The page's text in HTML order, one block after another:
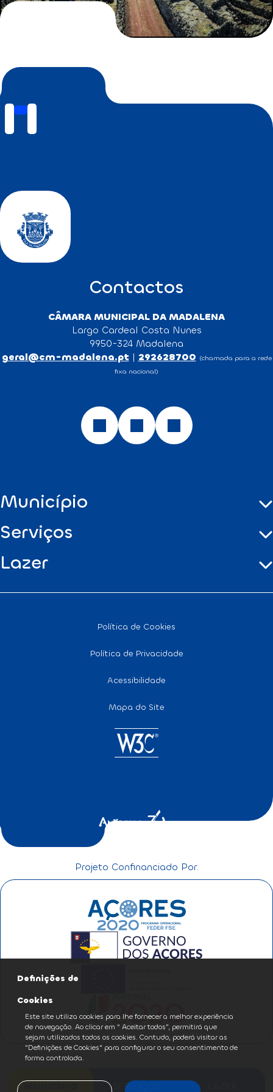
SERVIÇOS
Definições de
Cookies
Este site utiliza cookies para lhe fornecer a melhor experiência
de navegação. Ao clicar em “ Aceitar todos”, permitirá que
sejam utilizados todos os cookies. Contudo, poderá visitar as
"Definições de Cookies" para configurar o seu consentimento de
forma controlada.
Contactos
CÂMARA MUNICIPAL DA MADALENA
Largo Cardeal Costa Nunes
9950-324 Madalena
geral@cm-madalena.pt | 292628700 (chamada para a rede
fixa nacional)
Município
Serviços
Lazer
Política de Cookies
Política de Privacidade
Acessibilidade
Mapa do Site
Projeto Confinanciado Por: